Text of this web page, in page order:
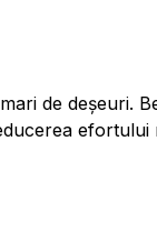
de deșeuri.